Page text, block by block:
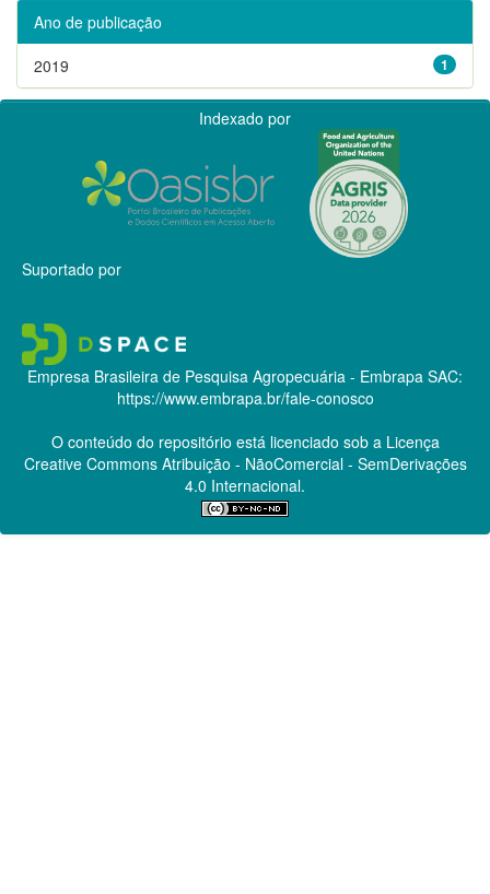
Ano de publicação
1
2019
Indexado por
Suportado por
Empresa Brasileira de Pesquisa Agropecuária - Embrapa SAC:
https://www.embrapa.br/fale-conosco
O conteúdo do repositório está licenciado sob a Licença
Creative CommonsAtribuição - NãoComercial - SemDerivações
4.0 Internacional.